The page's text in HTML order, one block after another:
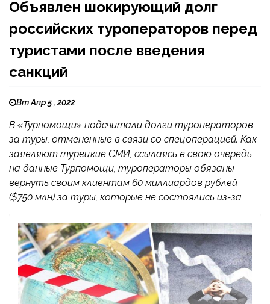
Объявлен шокирующий долг
российских туроператоров перед
туристами после введения
санкций
Вт Апр 5 , 2022
В «Турпомощи» подсчитали долги туроператоров
за туры, отмененные в связи со спецоперацией. Как
заявляют турецкие СМИ, ссылаясь в свою очередь
на данные Турпомощи, туроператоры обязаны
вернуть своим клиентам 60 миллиардов рублей
($750 млн) за туры, которые не состоялись из-за